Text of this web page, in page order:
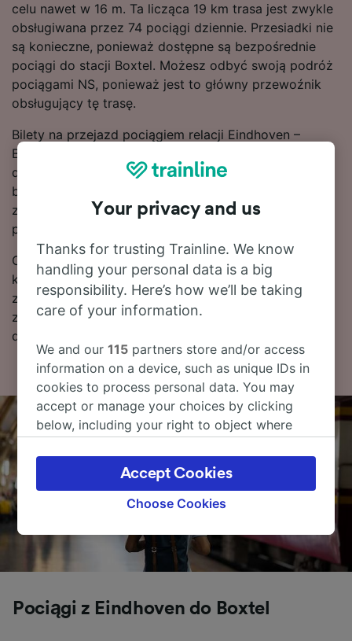
celu nawet w 16 m. Ta licząca 19 km trasa jest zwykle
obsługiwana przez 74 pociągi dziennie. Przesiadki nie
są konieczne, ponieważ dostępne są bezpośrednie
pociągi do stacji Boxtel. Możesz odbyć swoją podróż
pociągami NS, ponieważ jest to główny przewoźnik
obsługujący tę trasę.
Bilety na przejazd pociągiem relacji Eindhoven –
Boxtel są zwykle tańsze w przypadku rezerwacji
dokonywanej z wyprzedzeniem w porównaniu do
biletów kupowanych w dniu podróży. Skorzystaj ze
znajdującego się u góry strony narzędzia do
planowania podróży, aby wyszukać aktualne taryfy.
Chcesz dokonać rezerwacji? Poszukaj tanich biletów
kolejowych w naszym serwisie. Czytaj dalej, aby
znaleźć więcej informacji, w tym nasz rozkład jazdy
zawierający pierwszy i ostatni kurs, oraz wskazówki
dotyczące wyszukiwania tanich biletów kolejowych.
Pociągi z Eindhoven do Boxtel
Your privacy and us
Thanks for trusting Trainline. We know
handling your personal data is a big
responsibility. Here’s how we’ll be taking
care of your information.
We and our115 partners store and/or access
information on a device, such as unique IDs in
cookies to process personal data. You may
accept or manage your choices by clicking
below, including your right to object where
the privacy policy page. These choices will be
signaled to our partners and will not affect
browsing data. Your data will not be used for
track you.
We and our partners process data to provide:
device characteristics for identification. Store
and/or access information on a device.
Choose Cookies
Accept Cookies